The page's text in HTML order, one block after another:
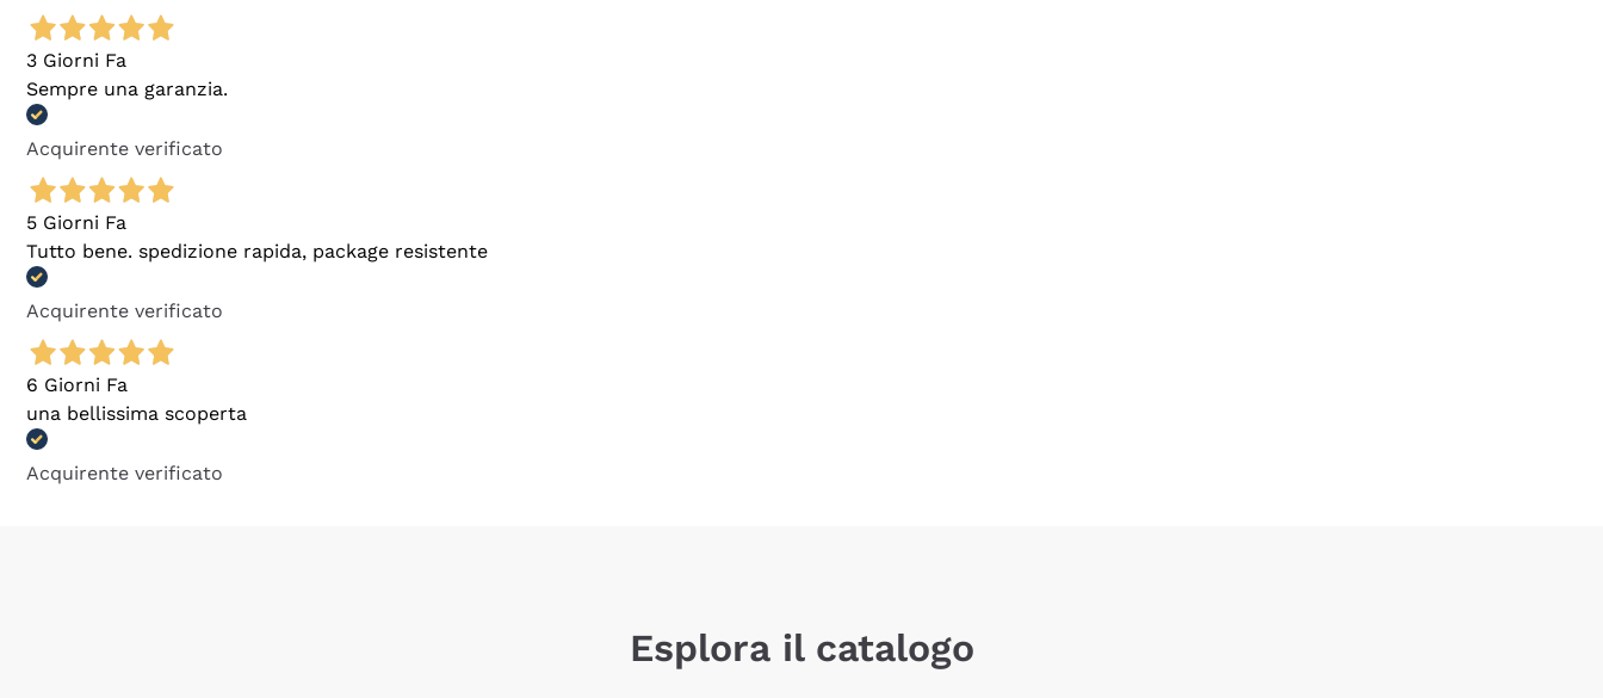
3 Giorni Fa
Sempre una garanzia.
Acquirente verificato
5 Giorni Fa
Tutto bene. spedizione rapida, package resistente
Acquirente verificato
6 Giorni Fa
una bellissima scoperta
Acquirente verificato
Esplora il catalogo